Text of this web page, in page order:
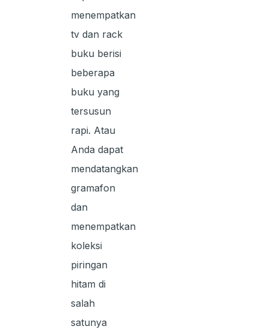
menempatkan
tv dan rack
buku berisi
beberapa
buku yang
tersusun
rapi. Atau
Anda dapat
mendatangkan
gramafon
dan
menempatkan
koleksi
piringan
hitam di
salah
satunya